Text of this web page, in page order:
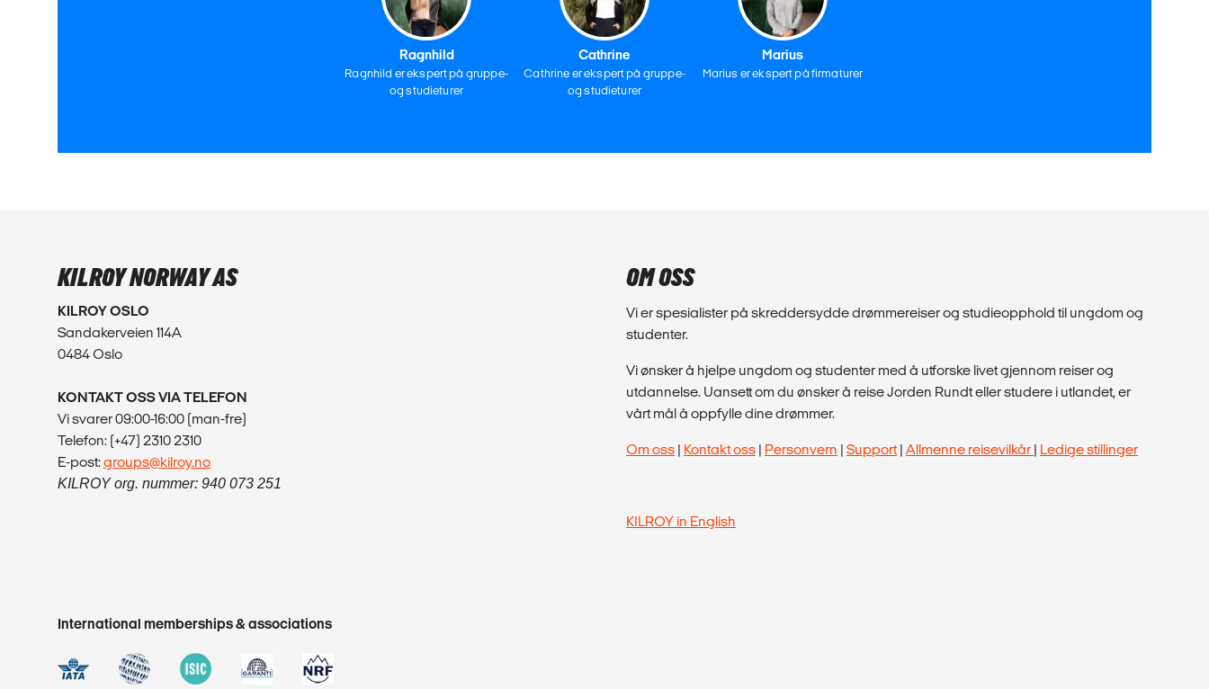
Ragnhild
Ragnhild er ekspert på gruppe-
og studieturer
Cathrine
Cathrine er ekspert på gruppe-
og studieturer
Marius
Marius er ekspert på firmaturer
KILROY NORWAY AS
KILROY OSLO
Sandakerveien 114A
0484 Oslo
KONTAKT OSS VIA TELEFON
Vi svarer 09:00-16:00 (man-fre)
Telefon: (+47) 2310 2310
E-post:groups@kilroy.no
KILROY org. nummer: 940 073 251
OM OSS
Vi er spesialister på skreddersydde drømmereiser og studieopphold til ungdom og
studenter.
Vi ønsker å hjelpe ungdom og studenter med å utforske livet gjennom reiser og
utdannelse. Uansett om du ønsker å reise Jorden Rundt eller studere i utlandet, er
vårt mål å oppfylle dine drømmer.
Om oss | Kontakt oss | Personvern | Support| Allmenne reisevilkår | Ledige stillinger
KILROY in English
International memberships & associations